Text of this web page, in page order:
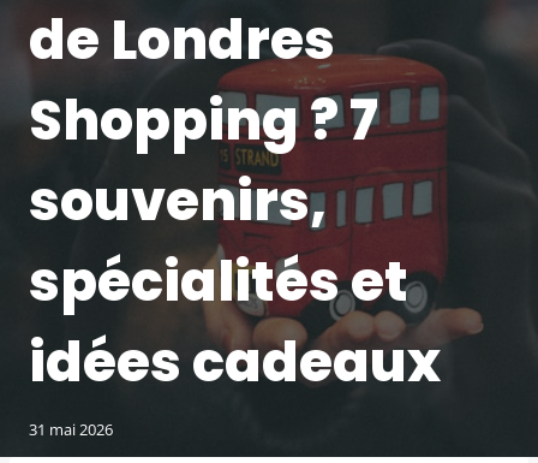
de Londres
Shopping ? 7
souvenirs,
spécialités et
idées cadeaux
31 mai 2026